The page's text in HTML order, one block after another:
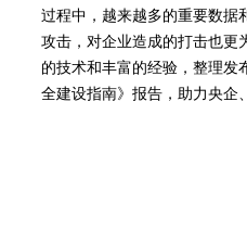
过程中，越来越多的重要数据
攻击，对企业造成的打击也更
的技术和丰富的经验，整理发
全建设指南》报告，助力央企